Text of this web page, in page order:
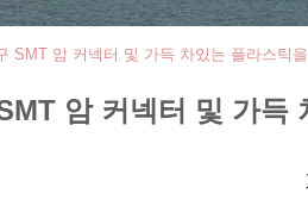
SMT 암 커넥터 및 가득 차있는 플라스틱
암 커넥터 및 가득